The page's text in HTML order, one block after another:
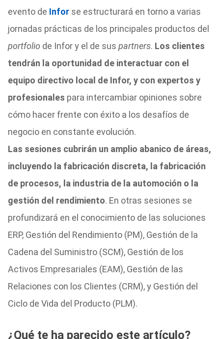
evento de Inforse estructurará en torno a varias
jornadas prácticas de los principales productos del
portfolio de Infor y el de sus partners. Los clientes
tendrán la oportunidad de interactuar con el
equipo directivo local de Infor, y con expertos y
profesionales para intercambiar opiniones sobre
cómo hacer frente con éxito a los desafíos de
negocio en constante evolución.
Las sesiones cubrirán un amplio abanico de áreas,
incluyendo la fabricación discreta, la fabricación
de procesos, la industria de la automoción o la
gestión del rendimiento. En otras sesiones se
profundizará en el conocimiento de las soluciones
ERP, Gestión del Rendimiento (PM), Gestión de la
Cadena del Suministro (SCM), Gestión de los
Activos Empresariales (EAM), Gestión de las
Relaciones con los Clientes (CRM), y Gestión del
Ciclo de Vida del Producto (PLM).
¿Qué te ha parecido este artículo?